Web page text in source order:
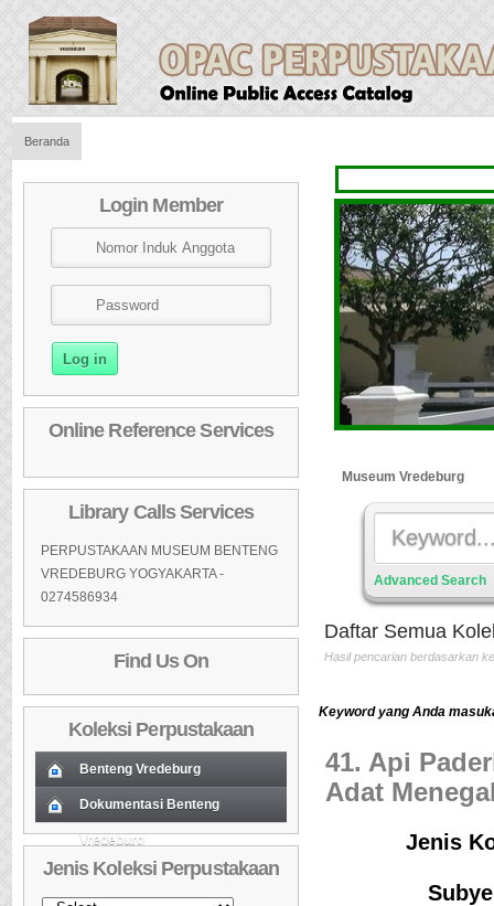
Beranda
Login Member
Online Reference Services
Library Calls Services
PERPUSTAKAAN MUSEUM BENTENG
VREDEBURG YOGYAKARTA -
0274586934
Find Us On
Koleksi Perpustakaan
Benteng Vredeburg
01 Koleksi Baru (Cover)
Daftar Koleksi Baru (Tgl.Input)
03 Daftar Koleksi (Pengarang)
Dokumentasi Benteng
Vredeburg
Koleksi Baru (Cover)
02 Daftar Koleksi Baru (Tgl.Input)
Jenis Koleksi Perpustakaan
Museum Vredeburg
Advanced Search
Daftar Semua
Hasil pencarian berdasarkan
Keyword yang Anda
41. Api
Adat
Jenis